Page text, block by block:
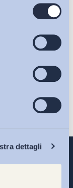
dettagli